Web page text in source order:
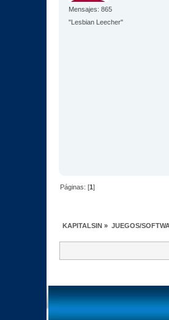
Mensajes: 865
"Lesbian Leecher"
Páginas: [1]
KAPITALSIN » JUEGOS/